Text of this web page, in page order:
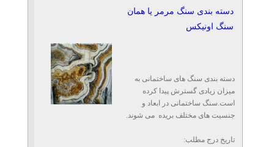
دسته بندی سنگ مرمر یا همان
سنگ اونیکس
دسته بندی سنگ های ساختمانی به
میزان زیادی گسترش پیدا کرده
است.سنگ ساختمانی در ابعاد و
جنسیت های مختلف بریده می شوند.
تاریخ درج مطلب: